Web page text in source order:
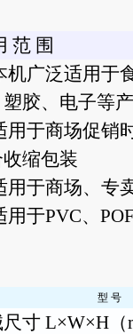
范 围
广泛适用于
胶、电子等
于商场促销
缩包装
于商场、专
于PVC、
型 号
寸 L×W×H（